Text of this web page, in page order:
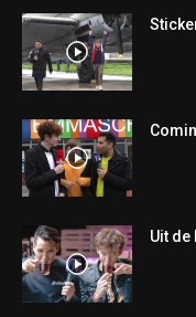
Uit de